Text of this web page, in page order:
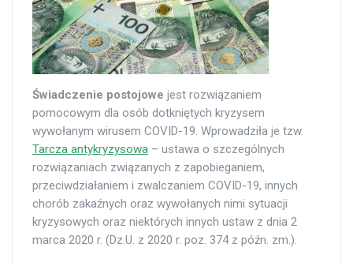
Świadczenie postojowe jest rozwiązaniem
pomocowym dla osób dotkniętych kryzysem
wywołanym wirusem COVID-19. Wprowadziła je tzw.
Tarcza antykryzysowa – ustawa o szczególnych
rozwiązaniach związanych z zapobieganiem,
przeciwdziałaniem i zwalczaniem COVID-19, innych
chorób zakaźnych oraz wywołanych nimi sytuacji
kryzysowych oraz niektórych innych ustaw z dnia 2
marca 2020 r. (Dz.U. z 2020 r. poz. 374 z późn. zm.).